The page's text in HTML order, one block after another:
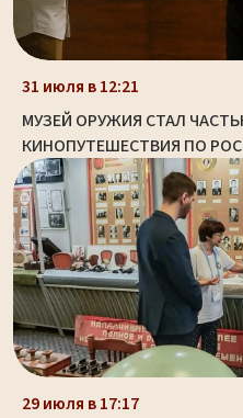
31 июля в 12:21
МУЗЕЙ ОРУЖИЯ СТАЛ
КИНОПУТЕШЕСТВИЯ ПО
29 июля в 17:17